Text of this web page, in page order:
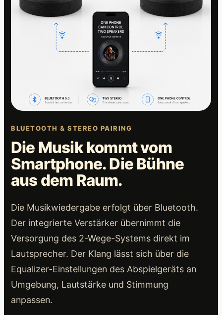
BLUETOOTH & STEREO PAIRING
Die Musik kommt vom
Smartphone. Die Bühne
aus dem Raum.
Die Musikwiedergabe erfolgt über Bluetooth.
Der integrierte Verstärker übernimmt die
Versorgung des 2-Wege-Systems direkt im
Lautsprecher. Der Klang lässt sich über die
Equalizer-Einstellungen des Abspielgeräts an
Umgebung, Lautstärke und Stimmung
anpassen.